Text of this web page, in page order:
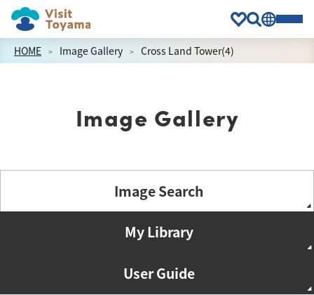
HOME Image Gallery Cross Land Tower(4)
Image Gallery
Image Search
My Library
User Guide